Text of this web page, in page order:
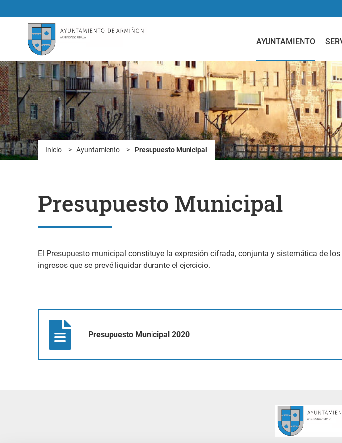
AYUNTAMIENTO
Inicio > Ayuntamiento > Presupuesto Municipal
Presupuesto Municipal
El Presupuesto municipal constituye la expresión cifrada, conjunta y sistemática de
ingresos que se prevé liquidar durante el ejercicio.
Presupuesto Municipal 2020